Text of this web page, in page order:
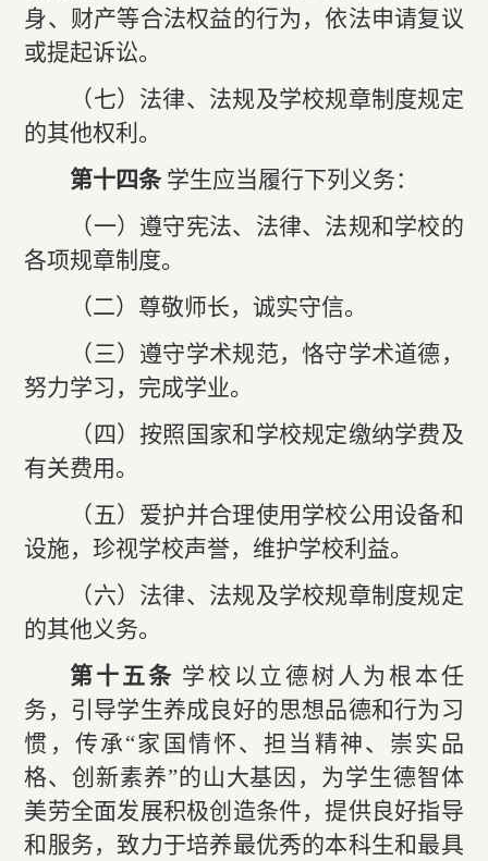
身、财产等合法权益的行为，依法申请复议
或提起诉讼。
（七）法律、法规及学校规章制度规定
的其他权利。
第十四条 学生应当履行下列义务：
（一）遵守宪法、法律、法规和学校的
各项规章制度。
（二）尊敬师长，诚实守信。
（三）遵守学术规范，恪守学术道德，
努力学习，完成学业。
（四）按照国家和学校规定缴纳学费及
有关费用。
（五）爱护并合理使用学校公用设备和
设施，珍视学校声誉，维护学校利益。
（六）法律、法规及学校规章制度规定
的其他义务。
第十五条 学校以立德树人为根本任
务，引导学生养成良好的思想品德和行为习
惯，传承“家国情怀、担当精神、崇实品
格、创新素养”的山大基因，为学生德智体
美劳全面发展积极创造条件，提供良好指导
和服务，致力于培养最优秀的本科生和最具